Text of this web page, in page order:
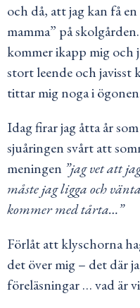
och då, att jag kan få
mamma” på
kommer ikapp mig och
stort leende och javisst
tittar mig noga i
Idag firar jag åtta år
sjuåringen svårt att
meningen ”jag vet att
måste jag ligga och
kommer med tårta…”
Förlåt att klyschorna
det över mig – det där
föreläsningar … vad är